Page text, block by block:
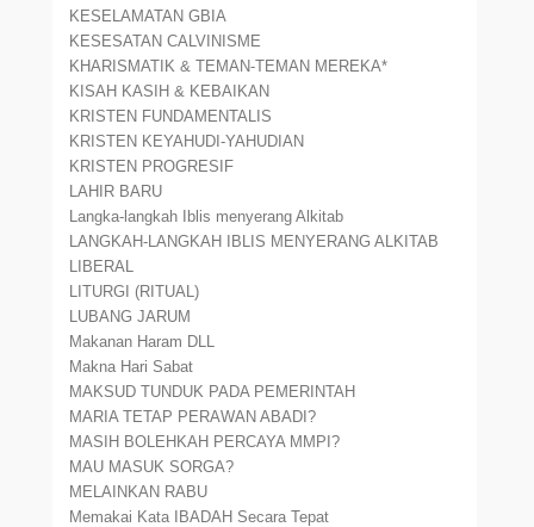
KESELAMATAN GBIA
KESESATAN CALVINISME
KHARISMATIK & TEMAN-TEMAN MEREKA*
KISAH KASIH & KEBAIKAN
KRISTEN FUNDAMENTALIS
KRISTEN KEYAHUDI-YAHUDIAN
KRISTEN PROGRESIF
LAHIR BARU
Langka-langkah Iblis menyerang Alkitab
LANGKAH-LANGKAH IBLIS MENYERANG ALKITAB
LIBERAL
LITURGI (RITUAL)
LUBANG JARUM
Makanan Haram DLL
Makna Hari Sabat
MAKSUD TUNDUK PADA PEMERINTAH
MARIA TETAP PERAWAN ABADI?
MASIH BOLEHKAH PERCAYA MMPI?
MAU MASUK SORGA?
MELAINKAN RABU
Memakai Kata IBADAH Secara Tepat